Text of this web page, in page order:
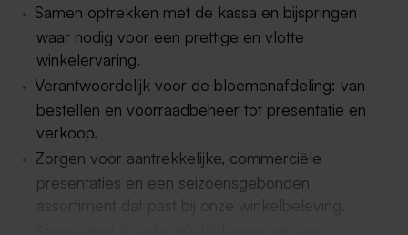
Samen optrekken met de kassa en bijspringen
waar nodig voor een prettige en vlotte
winkelervaring.
Verantwoordelijk voor de bloemenafdeling: van
bestellen en voorraadbeheer tot presentatie en
verkoop.
Zorgen voor aantrekkelijke, commerciële
presentaties en een seizoensgebonden
assortiment dat past bij onze winkelbeleving.